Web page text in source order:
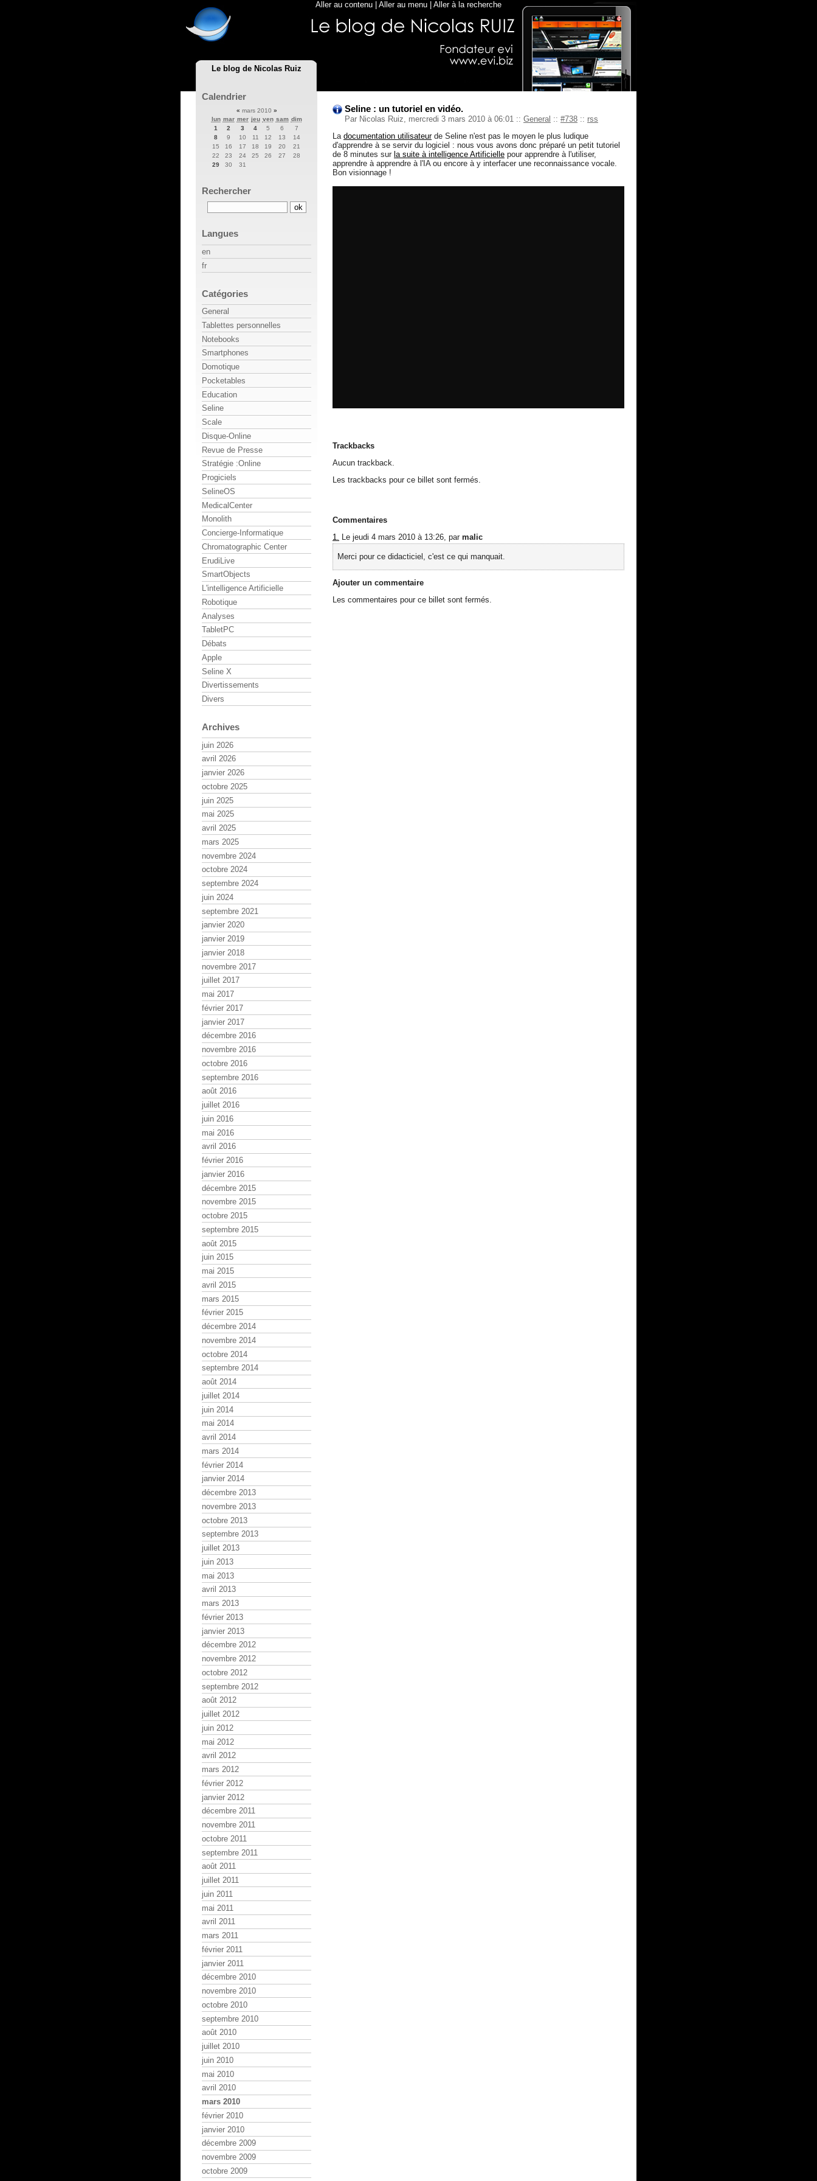
Le blog de Nicolas Ruiz
Aller au contenu Aller au menu Aller à la recherche
Seline : un tutoriel en vidéo.
Par Nicolas Ruiz, mercredi 3 mars 2010 à 06:01 :: General :: #738 :: rss
La documentation utilisateurde Seline n'est pas le moyen le plus ludique
d'apprendre à se servir du logiciel : nous vous avons donc préparé un petit tutoriel
de 8 minutes sur la suite à intelligence Artificielle pour apprendre à l'utiliser,
apprendre à apprendre à l'IA ou encore à y interfacer une reconnaissance vocale.
Bon visionnage !
Trackbacks
Aucun trackback.
Les trackbacks pour ce billet sont fermés.
Commentaires
1.
Le jeudi 4 mars 2010 à 13:26, par malic
Merci pour ce didacticiel, c'est ce qui manquait.
Ajouter un commentaire
Les commentaires pour ce billet sont fermés.
Calendrier
« mars 2010 »
lun mar mer jeu ven sam dim
1
2 3 4 5 6
7
8
9 10 11 12 13
14
15
16 17 18 19 20
21
22
23 24 25 26 27
28
29
30 31
Rechercher
Langues
en
fr
Catégories
General
Tablettes personnelles
Notebooks
Smartphones
Domotique
Pocketables
Education
Seline
Scale
Disque-Online
Revue de Presse
Stratégie :Online
Progiciels
SelineOS
MedicalCenter
Monolith
Concierge-Informatique
Chromatographic Center
ErudiLive
SmartObjects
L'intelligence Artificielle
Robotique
Analyses
TabletPC
Débats
Apple
Seline X
Divertissements
Divers
Archives
juin 2026
avril 2026
janvier 2026
octobre 2025
juin 2025
mai 2025
avril 2025
mars 2025
novembre 2024
octobre 2024
septembre 2024
juin 2024
septembre 2021
janvier 2020
janvier 2019
janvier 2018
novembre 2017
juillet 2017
mai 2017
février 2017
janvier 2017
décembre 2016
novembre 2016
octobre 2016
septembre 2016
août 2016
juillet 2016
juin 2016
mai 2016
avril 2016
février 2016
janvier 2016
décembre 2015
novembre 2015
octobre 2015
septembre 2015
août 2015
juin 2015
mai 2015
avril 2015
mars 2015
février 2015
décembre 2014
novembre 2014
octobre 2014
septembre 2014
août 2014
juillet 2014
juin 2014
mai 2014
avril 2014
mars 2014
février 2014
janvier 2014
décembre 2013
novembre 2013
octobre 2013
septembre 2013
juillet 2013
juin 2013
mai 2013
avril 2013
mars 2013
février 2013
janvier 2013
décembre 2012
novembre 2012
octobre 2012
septembre 2012
août 2012
juillet 2012
juin 2012
mai 2012
avril 2012
mars 2012
février 2012
janvier 2012
décembre 2011
novembre 2011
octobre 2011
septembre 2011
août 2011
juillet 2011
juin 2011
mai 2011
avril 2011
mars 2011
février 2011
janvier 2011
décembre 2010
novembre 2010
octobre 2010
septembre 2010
août 2010
juillet 2010
juin 2010
mai 2010
avril 2010
mars 2010
février 2010
janvier 2010
décembre 2009
novembre 2009
octobre 2009